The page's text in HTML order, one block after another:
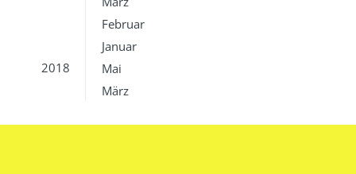
Februar
Januar
2018
Mai
März